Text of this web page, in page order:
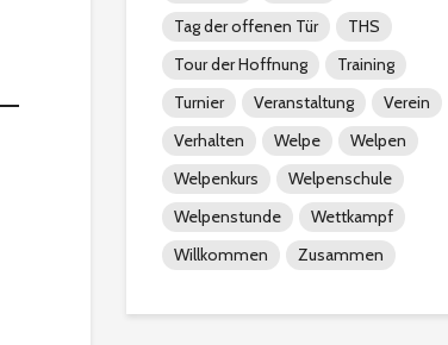
Tag der offenen Tür
THS
Tour der Hoffnung
Training
Turnier
Veranstaltung
Verein
Verhalten
Welpe
Welpen
Welpenkurs
Welpenschule
Welpenstunde
Wettkampf
Willkommen
Zusammen